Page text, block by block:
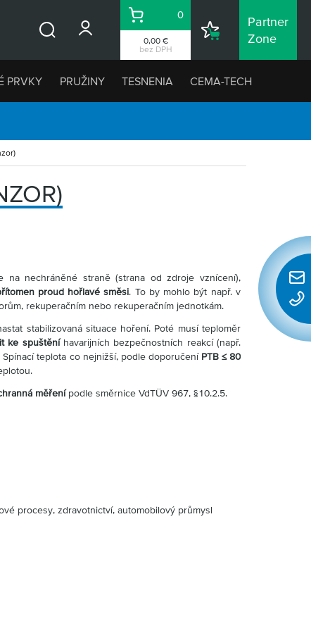
0,00 €
bez DPH
Košík
0
Nákupný
Partner
Zone
PRVKY PRUŽINY TESNENIA CEMA-TECH
na nechráněné straně (strana od zdroje vznícení),
proud hořlavé směsi. To by mohlo být např. v
rekuperačním nebo rekuperačním jednotkám.
stabilizovaná situace hoření. Poté musí teploměr
ke spuštěníhavarijních bezpečnostních reakcí (např.
teplota co nejnižší, podle doporučení PTB ≤ 80
měřenípodle směrnice VdTÜV 967, §10.2.5.
procesy, zdravotnictví, automobilový průmysl